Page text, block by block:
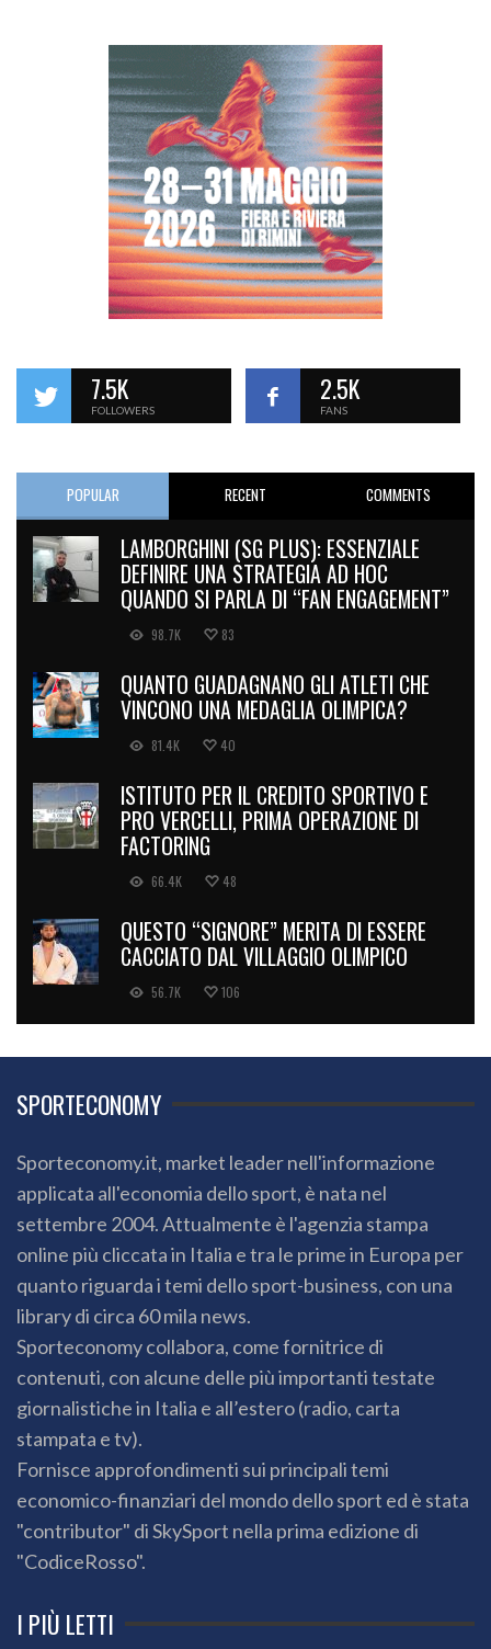
7.5K
FOLLOWERS
2.5K
FANS
POPULAR RECENT COMMENTS
LAMBORGHINI (SG PLUS): ESSENZIALE
DEFINIRE UNA STRATEGIA AD HOC
QUANDO SI PARLA DI “FAN ENGAGEMENT”
98.7K 83
QUANTO GUADAGNANO GLI ATLETI CHE
VINCONO UNA MEDAGLIA OLIMPICA?
81.4K 40
ISTITUTO PER IL CREDITO SPORTIVO E
PRO VERCELLI, PRIMA OPERAZIONE DI
FACTORING
66.4K 48
QUESTO “SIGNORE” MERITA DI ESSERE
CACCIATO DAL VILLAGGIO OLIMPICO
56.7K 106
SPORTECONOMY
Sporteconomy.it, market leader nell'informazione
applicata all'economia dello sport, è nata nel
settembre 2004. Attualmente è l'agenzia stampa
online più cliccata in Italia e tra le prime in Europa per
quanto riguarda i temi dello sport-business, con una
library di circa 60 mila news.
Sporteconomy collabora, come fornitrice di
contenuti, con alcune delle più importanti testate
giornalistiche in Italia e all’estero (radio, carta
stampata e tv).
Fornisce approfondimenti sui principali temi
economico-finanziari del mondo dello sport ed è stata
"contributor" di SkySport nella prima edizione di
"CodiceRosso".
I PIÙ LETTI